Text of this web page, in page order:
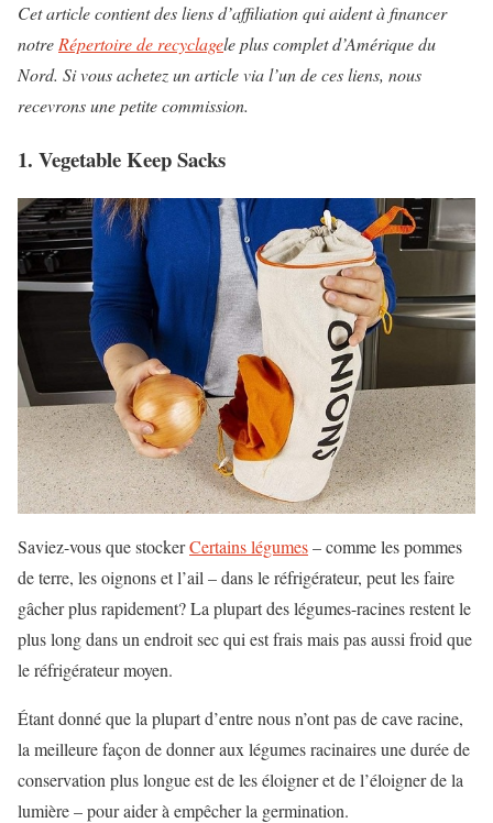
Cet article contient des liens d’affiliation qui aident à financer
notre Répertoire de recyclagele plus complet d’Amérique du
Nord. Si vous achetez un article via l’un de ces liens, nous
recevrons une petite commission.
1. Vegetable Keep Sacks
Saviez-vous que stockerCertains légumes– comme les pommes
de terre, les oignons et l’ail – dans le réfrigérateur, peut les faire
gâcher plus rapidement? La plupart des légumes-racines restent le
plus long dans un endroit sec qui est frais mais pas aussi froid que
le réfrigérateur moyen.
Étant donné que la plupart d’entre nous n’ont pas de cave racine,
la meilleure façon de donner aux légumes racinaires une durée de
conservation plus longue est de les éloigner et de l’éloigner de la
lumière – pour aider à empêcher la germination.